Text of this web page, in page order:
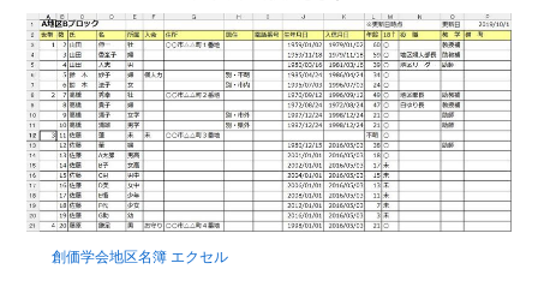
創価学会地区名簿 エクセル